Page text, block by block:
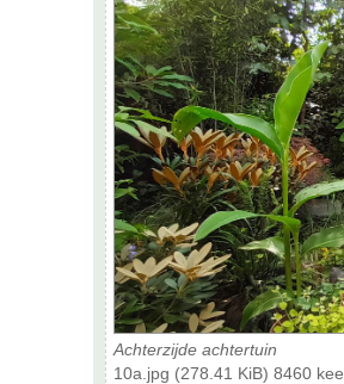
Achterzijde achtertuin
10a.jpg (278.41 KiB) 8460